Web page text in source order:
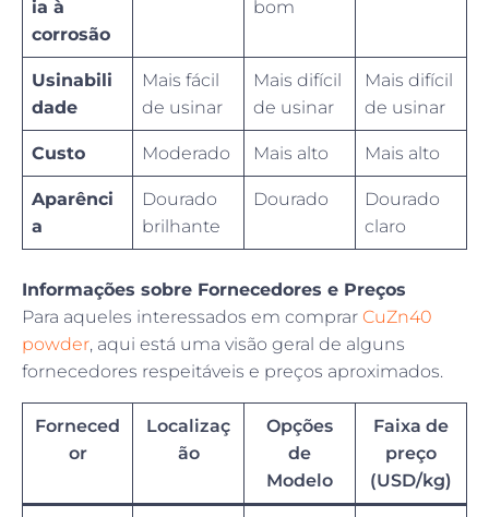
ia à
corrosão
bom
Usinabili
dade
Mais fácil
de usinar
Mais difícil
de usinar
Mais difícil
de usinar
Custo Moderado Mais alto Mais alto
Aparênci
a
Dourado
brilhante
Dourado
Dourado
claro
Informações sobre Fornecedores e Preços
Para aqueles interessados em comprar CuZn40
powder, aqui está uma visão geral de alguns
fornecedores respeitáveis e preços aproximados.
Forneced
or
Localizaç
ão
Opções
de
Modelo
Faixa de
preço
(USD/kg)